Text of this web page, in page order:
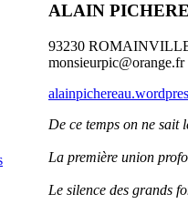
ALAIN
93230
monsieurpic@orange.fr
De ce temps on ne sait
La première union
Le silence des grands